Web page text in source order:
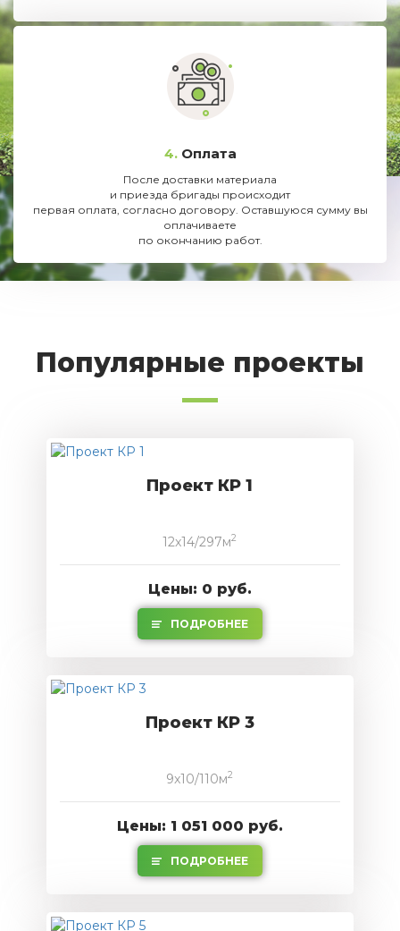
4. Оплата
После доставки материала
и приезда бригады происходит
первая оплата, согласно договору. Оставшуюся сумму вы
оплачиваете
по окончанию работ.
Популярные проекты
Проект КР 1
12x14/297м2
Цены: 0 руб.
ПОДРОБНЕЕ
Проект КР 3
9x10/110м2
Цены: 1 051 000 руб.
ПОДРОБНЕЕ